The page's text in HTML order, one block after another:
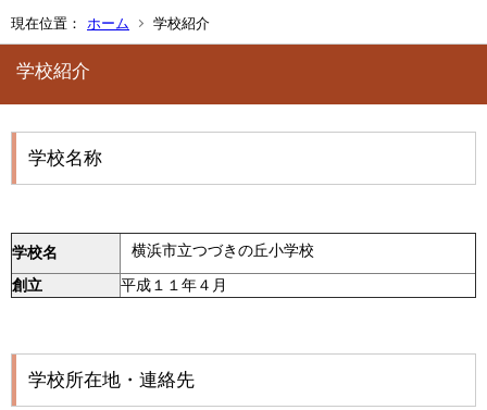
現在位置： ホーム 学校紹介
学校紹介
学校名称
学校名
横浜市立つづきの丘小学校
創立
平成１１年４月
学校所在地・連絡先